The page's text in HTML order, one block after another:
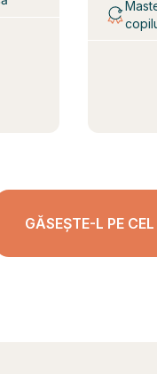
Master
copilului,
GĂSEȘTE-L PE